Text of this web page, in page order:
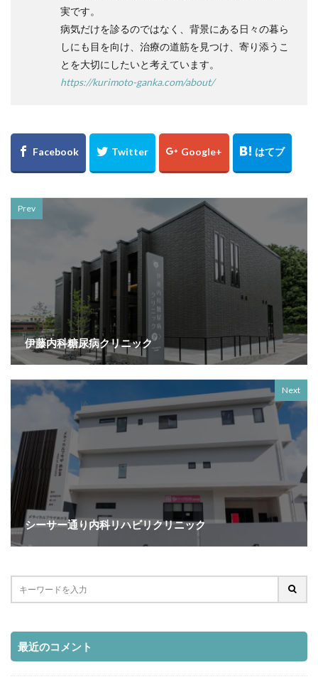
実です。
病気だけを診るのではなく、背景にある日々の暮ら
しにも目を向け、治療の道筋を見つけ、寄り添うこ
とを大切にしたいと考えています。
https://kurimoto-ganka.com/about/
Prev
伊藤内科糖尿病クリニック
Next
シーサー通り内科リハビリクリニック
最近のコメント